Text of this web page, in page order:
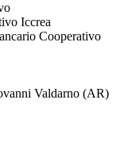
Iccrea
Cooperativo
Valdarno (AR)